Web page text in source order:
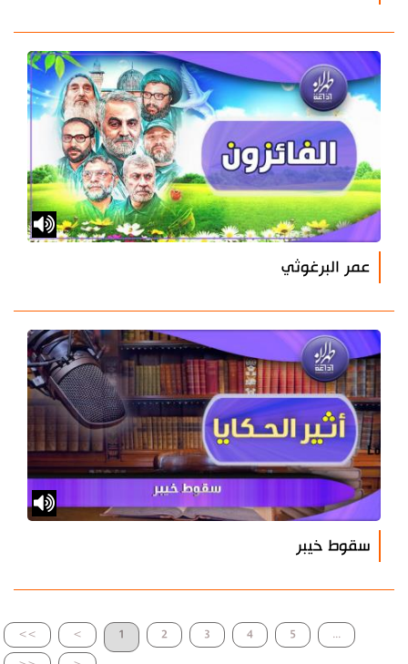
عمر البرغوثي
سقوط خيبر
>> > 1 2 3 4 5 ...